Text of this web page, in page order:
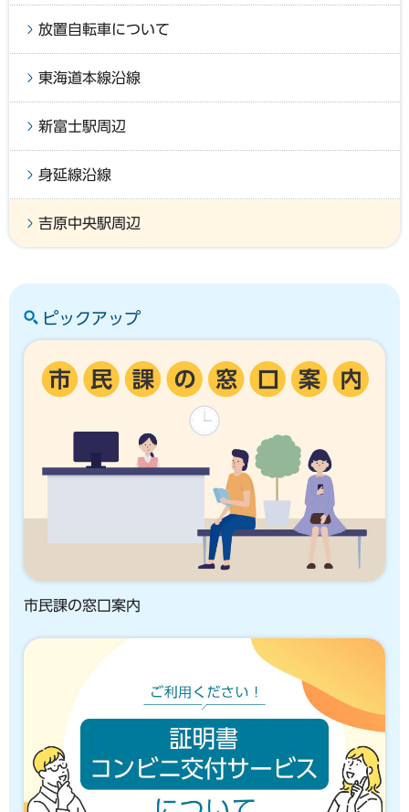
放置自転車について
東海道本線沿線
新富士駅周辺
身延線沿線
吉原中央駅周辺
ピックアップ
市民課の窓口案内